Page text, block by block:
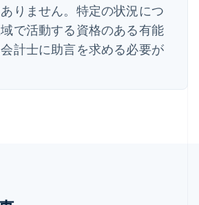
りません。特定の状況につ
で活動する資格のある有能
計士に助言を求める必要が